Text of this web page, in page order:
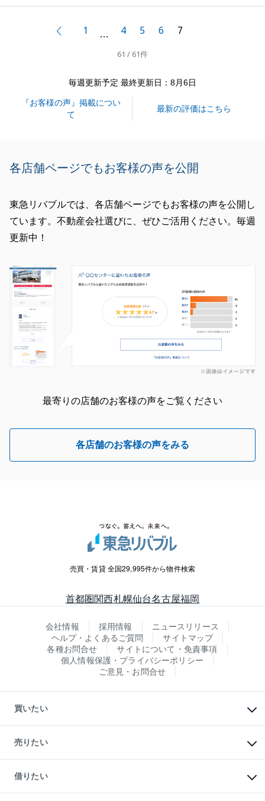
業社への販売価格に不信感を持たせてしまったこと
いたことが原因だと思いますので、今後はそのような
ことがないよう、こまめに報告をして二人三脚で販売
共有物件の売却と、贈与税などの税金に対してのご案
内についても、より詳しくご案内ができるように勉強
すので、どうぞよろしくお願いいたします。
閉じる
前へ1 … 4 5 6 7
61 / 61件
毎週更新予定 最終更新日：8月6日
『お客様の声』掲載につい
て
最新の評価はこちら
各店舗ページでもお客様の声を公開
東急リバブルでは、各店舗ページでもお客様の声を公開し
ています。不動産会社選びに、ぜひご活用ください。毎週
更新中！
最寄りの店舗のお客様の声をご覧ください
各店舗のお客様の声をみる
売買・賃貸 全国29,995件から物件検索
首都圏関西札幌仙台名古屋福岡
会社情報 採用情報
ニュースリリース
ヘルプ・よくあるご質問
サイトマップ
各種お問合せ
サイトについて・免責事項
個人情報保護・プライバシーポリシー
ご意見・お問合せ
買いたい
新築・分譲マンションの購入
中古マンションの購入
一戸建ての購入
中古一戸建ての購入
不動産購入の流れ
売りたい
一戸建ての売却・査定
土地の売却・査定
スピードAI査定
借りたい